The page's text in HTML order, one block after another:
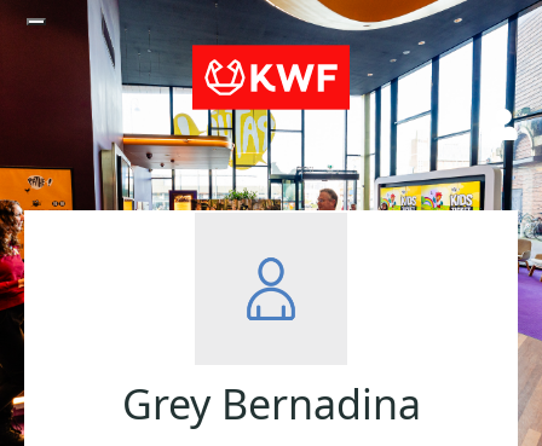
Grey Bernadina